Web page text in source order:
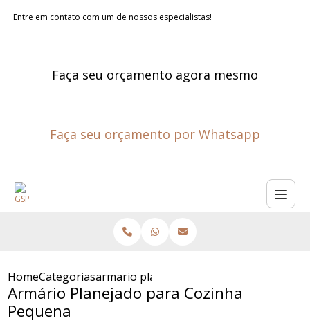
Entre em contato com um de nossos especialistas!
Faça seu orçamento agora mesmo
Faça seu orçamento por Whatsapp
HomeCategoriasarmario planejado para cozinha pequena
Armário Planejado para Cozinha
Pequena